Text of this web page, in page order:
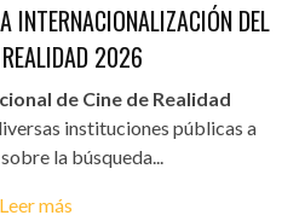
INTERNACIONALIZACIÓN DEL
2026
de Cine de Realidad
instituciones públicas a
la búsqueda...
Leer más